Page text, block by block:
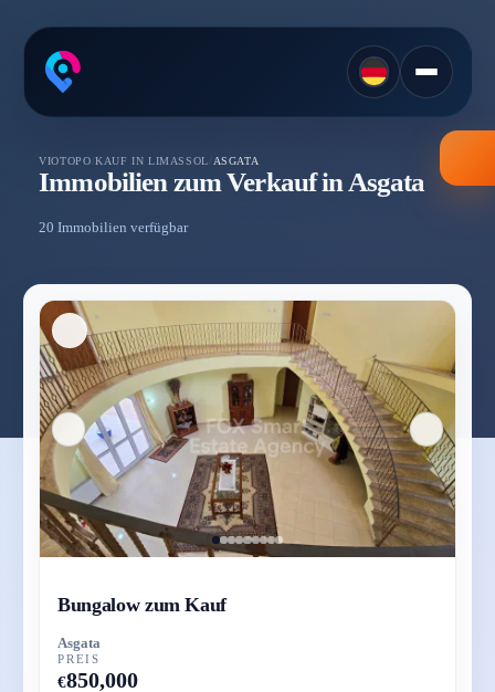
VIOTOPO /KAUF IN LIMASSOL/ ASGATA
Immobilien zum Verkauf in Asgata
20 Immobilien verfügbar
Bungalow zum Kauf
Asgata
PREIS
€850,000